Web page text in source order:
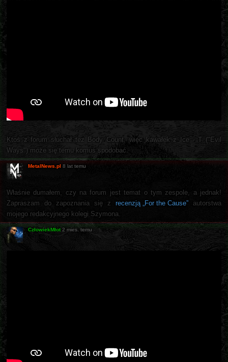
Ktoś z forum słuchał tez Body Count, więc kawałek z Ice - T ("Evil
Ways") może się temu komuś spodobać.
MetalNews.pl 8 lat temu
Właśnie dumałem, czy na forum jest temat o tym zespole, a jednak!
Zapraszam do zapoznania się z recenzją „For the Cause” autorstwa
mojego redakcyjnego kolegi Szymona.
CzłowiekMłot 2 mies. temu